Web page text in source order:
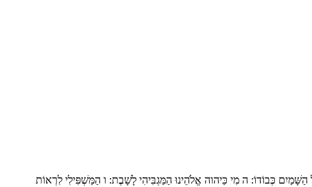
הַשָּׁמַיִם כְּבוֹדוֹ: ה מִי כַּיהוה אֱלֹהֵינוּ הַמַּגְבִּיהִי לָשָׁבֶת: ו הַמַּשְׁפִּילִי לִרְאוֹת